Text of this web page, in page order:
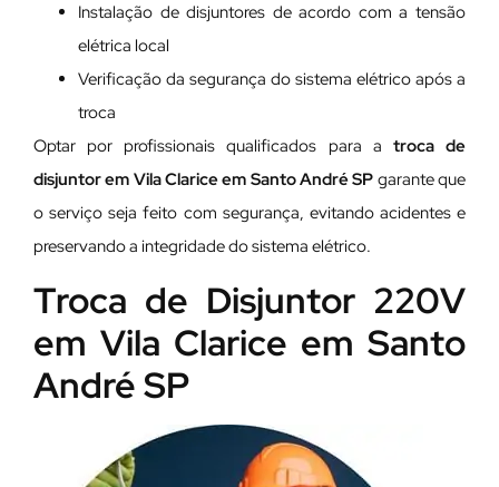
Instalação de disjuntores de acordo com a tensão
elétrica local
Verificação da segurança do sistema elétrico após a
troca
Optar por profissionais qualificados para a troca de
disjuntor em Vila Clarice em Santo André SP garante que
o serviço seja feito com segurança, evitando acidentes e
preservando a integridade do sistema elétrico.
Troca de Disjuntor 220V
em Vila Clarice em Santo
André SP